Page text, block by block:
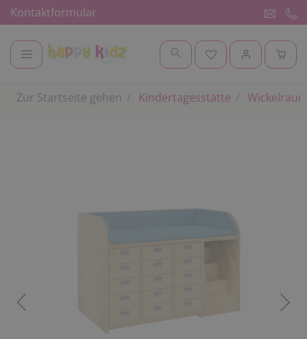
Kontaktformular
Zur Startseite gehen Kindertagesstätte